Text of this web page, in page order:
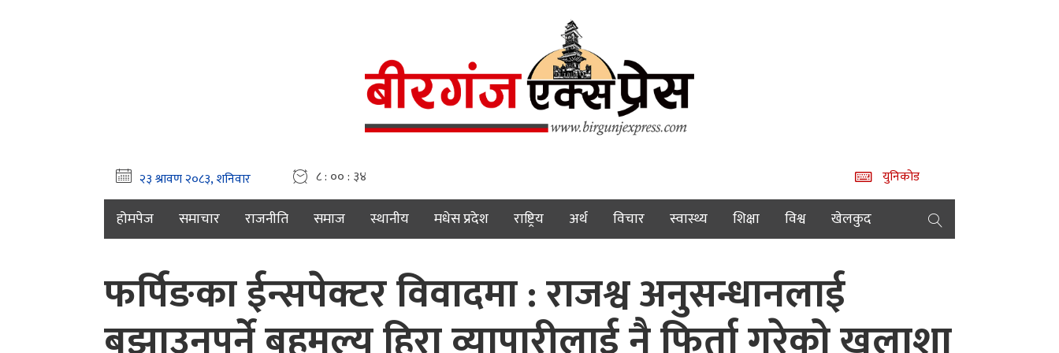
८ : ०० : ३५ युनिकोड
होमपेज समाचार राजनीति समाज स्थानीय मधेस प्रदेश राष्ट्रिय अर्थ विचार स्वास्थ्य शिक्षा विश्व खेलकुद
फर्पिङका ईन्सपेक्टर विवादमा : राजश्व अनुसन्धानलाई